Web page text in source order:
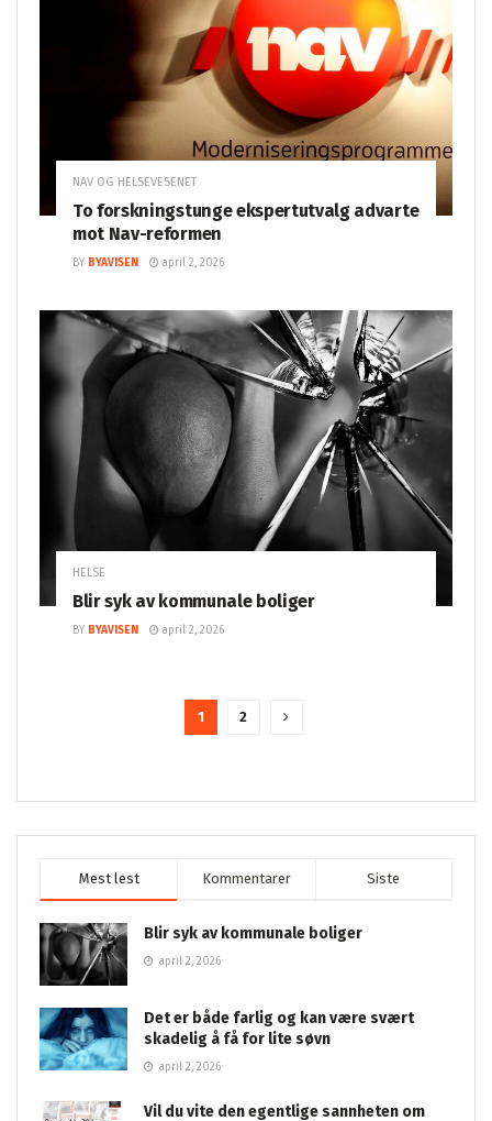
NAV OG HELSEVESENET
To forskningstunge ekspertutvalg advarte
mot Nav-reformen
BY BYAVISEN april 2, 2026
HELSE
Blir syk av kommunale boliger
BY BYAVISEN april 2, 2026
1 2
Mest lest Kommentarer Siste
Blir syk av kommunale boliger
april 2, 2026
Det er både farlig og kan være svært
skadelig å få for lite søvn
april 2, 2026
Vil du vite den egentlige sannheten om